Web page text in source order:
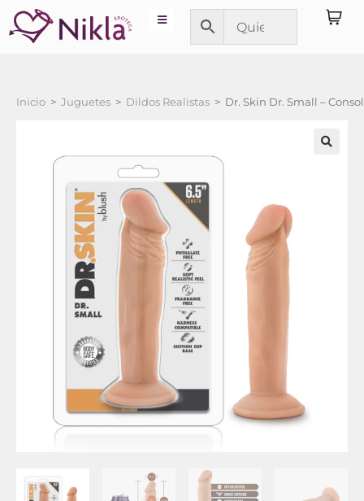
Inicio > Juguetes > Dildos Realistas > Dr. Skin Dr. Small –